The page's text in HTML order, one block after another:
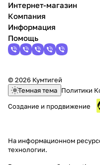
Интернет-магазин
Компания
Информация
Помощь
© 2026 Кумтигей
Темная тема Политики
Создание и продвижение
На информационном
технологии.